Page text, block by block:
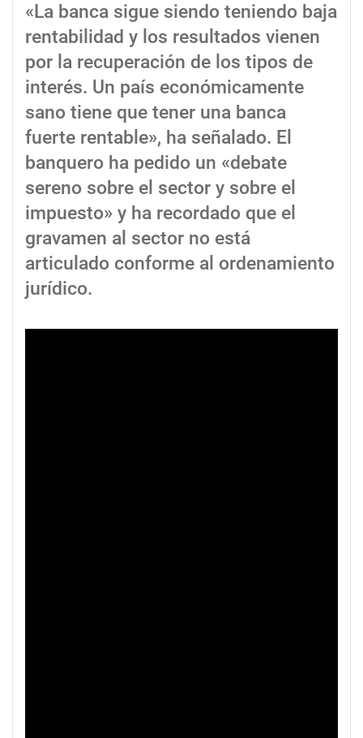
«La banca sigue siendo teniendo baja
rentabilidad y los resultados vienen
por la recuperación de los tipos de
interés. Un país económicamente
sano tiene que tener una banca
fuerte rentable», ha señalado. El
banquero ha pedido un «debate
sereno sobre el sector y sobre el
impuesto» y ha recordado que el
gravamen al sector no está
articulado conforme al ordenamiento
jurídico.